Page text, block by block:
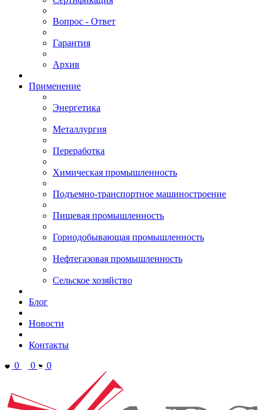
Вопрос - Ответ
Гарантия
Архив
Применение
Энергетика
Металлургия
Переработка
Химическая промышленность
Подъемно-транспортное машиностроение
Пищевая промышленность
Горнодобывающая промышленность
Нефтегазовая промышленность
Сельское хозяйство
Блог
Новости
Контакты
0
0 0